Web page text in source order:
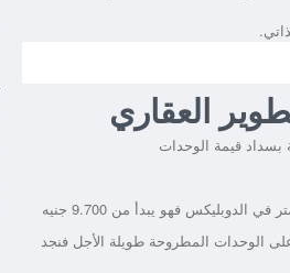
العقاري
بسداد قيمة الوحدات
الوحدات المطروحة طويلة الأجل فنجد